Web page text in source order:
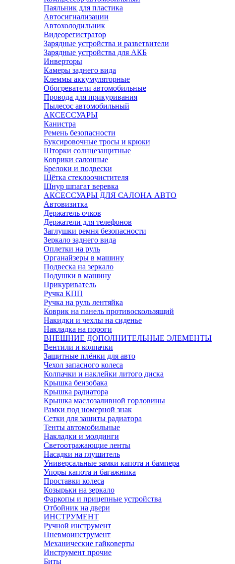
Паяльник для пластика
Автосигнализации
Автохолодильник
Видеорегистратор
Зарядные устройства и разветвители
Зарядные устройства для АКБ
Инверторы
Камеры заднего вида
Клеммы аккумуляторные
Обогреватели автомобильные
Провода для прикуривания
Пылесос автомобильный
АКСЕССУАРЫ
Канистра
Ремень безопасности
Буксировочные тросы и крюки
Шторки солнцезащитные
Коврики салонные
Брелоки и подвески
Щётка стеклоочистителя
Шнур шпагат веревка
АКСЕССУАРЫ ДЛЯ САЛОНА АВТО
Автовизитка
Держатель очков
Держатели для телефонов
Заглушки ремня безопасности
Зеркало заднего вида
Оплетки на руль
Органайзеры в машину
Подвеска на зеркало
Подушки в машину
Прикуриватель
Ручка КПП
Ручка на руль лентяйка
Коврик на панель противоскользящий
Накидки и чехлы на сиденье
Накладка на пороги
ВНЕШНИЕ ДОПОЛНИТЕЛЬНЫЕ ЭЛЕМЕНТЫ
Вентили и колпачки
Защитные плёнки для авто
Чехол запасного колеса
Колпачки и наклейки литого диска
Крышка бензобака
Крышка радиатора
Крышка маслозаливной горловины
Рамки под номерной знак
Сетки для защиты радиатора
Тенты автомобильные
Накладки и молдинги
Светоотражающие ленты
Насадки на глушитель
Универсальные замки капота и бампера
Упоры капота и багажника
Проставки колеса
Козырьки на зеркало
Фаркопы и прицепные устройства
Отбойник на двери
ИНСТРУМЕНТ
Ручной инструмент
Пневмоинструмент
Механические гайковерты
Инструмент прочиe
Биты